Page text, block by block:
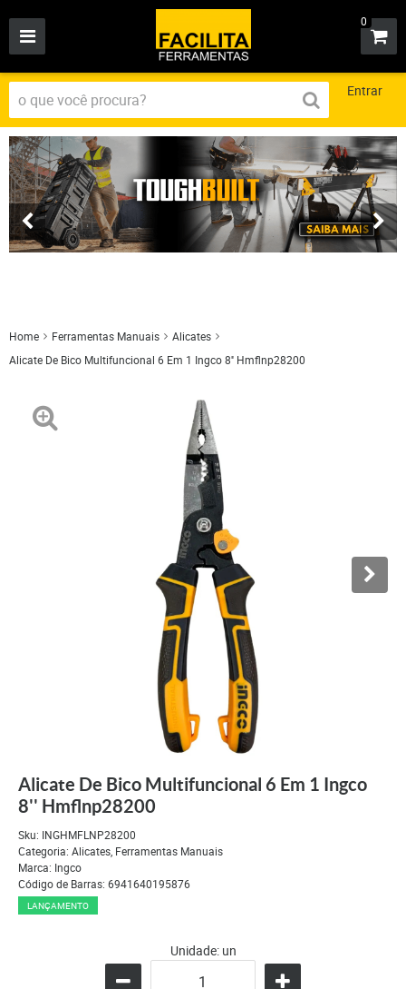
0
Entrar
Home Ferramentas Manuais
Alicates
Alicate De Bico Multifuncional 6 Em 1 Ingco 8'' Hmflnp28200
Alicate De Bico Multifuncional 6 Em 1 Ingco
8'' Hmflnp28200
Sku: INGHMFLNP28200
Categoria: Alicates, Ferramentas Manuais
Marca: Ingco
Código de Barras: 6941640195876
LANÇAMENTO
Unidade: un